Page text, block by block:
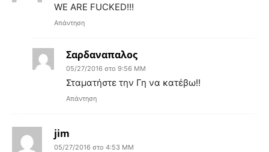
WE ARE FUCKED!!!
Απάντηση
Σαρδαναπαλος
05/27/2016 στο 9:56 ΜΜ
Σταματήστε την Γη να κατέβω!!
Απάντηση
jim
05/27/2016 στο 4:53 ΜΜ